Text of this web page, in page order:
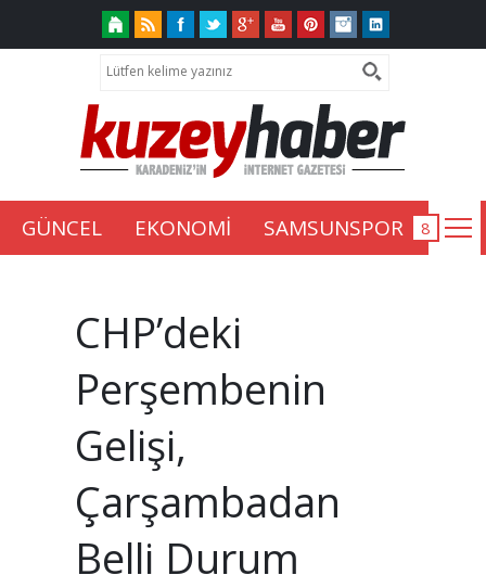
GÜNCEL EKONOMİ SAMSUNSPOR
CHP’deki
Perşembenin
Gelişi,
Çarşambadan
Belli Durum